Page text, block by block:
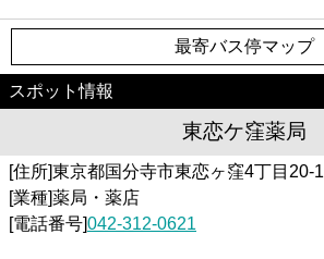
最寄バス停マップ
スポット情報
東恋ケ窪薬局
[住所]東京都国分寺市東恋ヶ窪4丁目20-1
[業種]薬局・薬店
[電話番号]042-312-0621